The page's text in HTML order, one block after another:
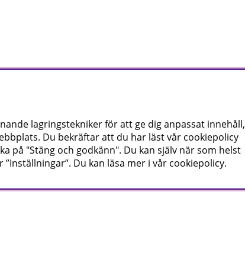
lagringstekniker för att ge dig anpassat innehåll,
Du bekräftar att du har läst vår cookiepolicy
på "Stäng och godkänn". Du kan själv när som helst
Du kan läsa mer i vår cookiepolicy.